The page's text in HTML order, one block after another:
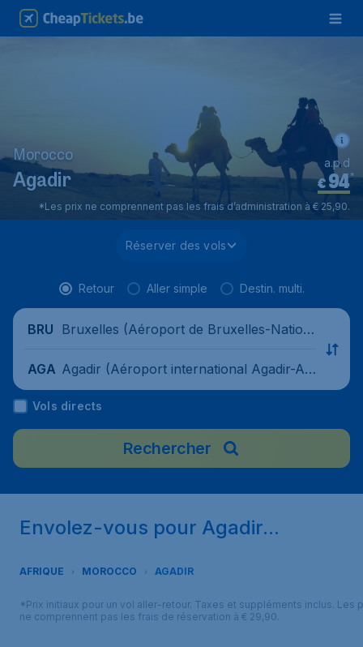
Morocco
Agadir €94*
a.p.d
*Les prix ne comprennent pas les frais d’administration à € 25,90.
Réserver des vols
Retour Aller simple Destin. multi.
BRU Bruxelles (Aéroport de Bruxelles-Nation
AGA Agadir (Aéroport international Agadir-Al
Massira), Maroc
Vols directs
Rechercher
Envolez-vous pour Agadir...
AFRIQUE MOROCCO AGADIR
*Prix initiaux pour un vol aller-retour. Taxes et suppléments inclus. Les
ne comprennent pas les frais de réservation à € 29,90.